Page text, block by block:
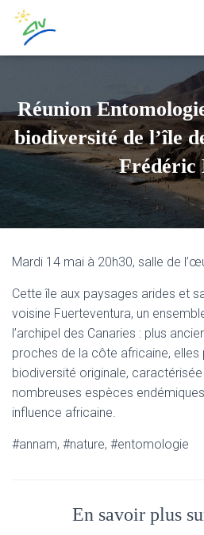
Réunion
biodiversité de l’île
Frédéric
Mardi 14 mai à 20h30, salle de
Cette île aux paysages arides et
voisine Fuerteventura, un
l’archipel des Canaries : plus
proches de la côte africaine, elles
biodiversité originale,
nombreuses espèces
influence africaine.
#annam, #nature, #entomologie
En savoir plus